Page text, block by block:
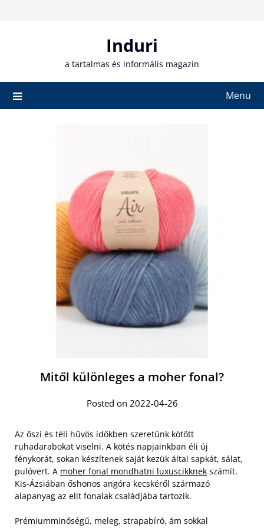
Induri
a tartalmas és informális magazin
Menu
Mitől különleges a moher fonal?
Posted on 2022-04-26
Az őszi és téli hűvös időkben szeretünk kötött
ruhadarabokat viselni. A kötés napjainkban éli új
fénykorát, sokan készítenek saját kezük által sapkát, sálat,
pulóvert. A moher fonal mondhatni luxuscikknek számít.
Kis-Ázsiában őshonos angóra kecskéről származó
alapanyag az elit fonalak családjába tartozik.
Prémiumminőségű, meleg, strapabíró, ám sokkal